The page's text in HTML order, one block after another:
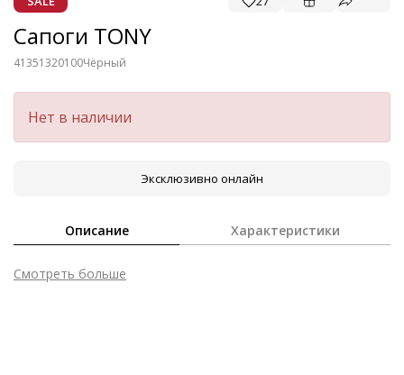
Сапоги TONY
41351320100Чёрный
Нет в наличии
Эксклюзивно онлайн
Описание Характеристики
Смотреть больше